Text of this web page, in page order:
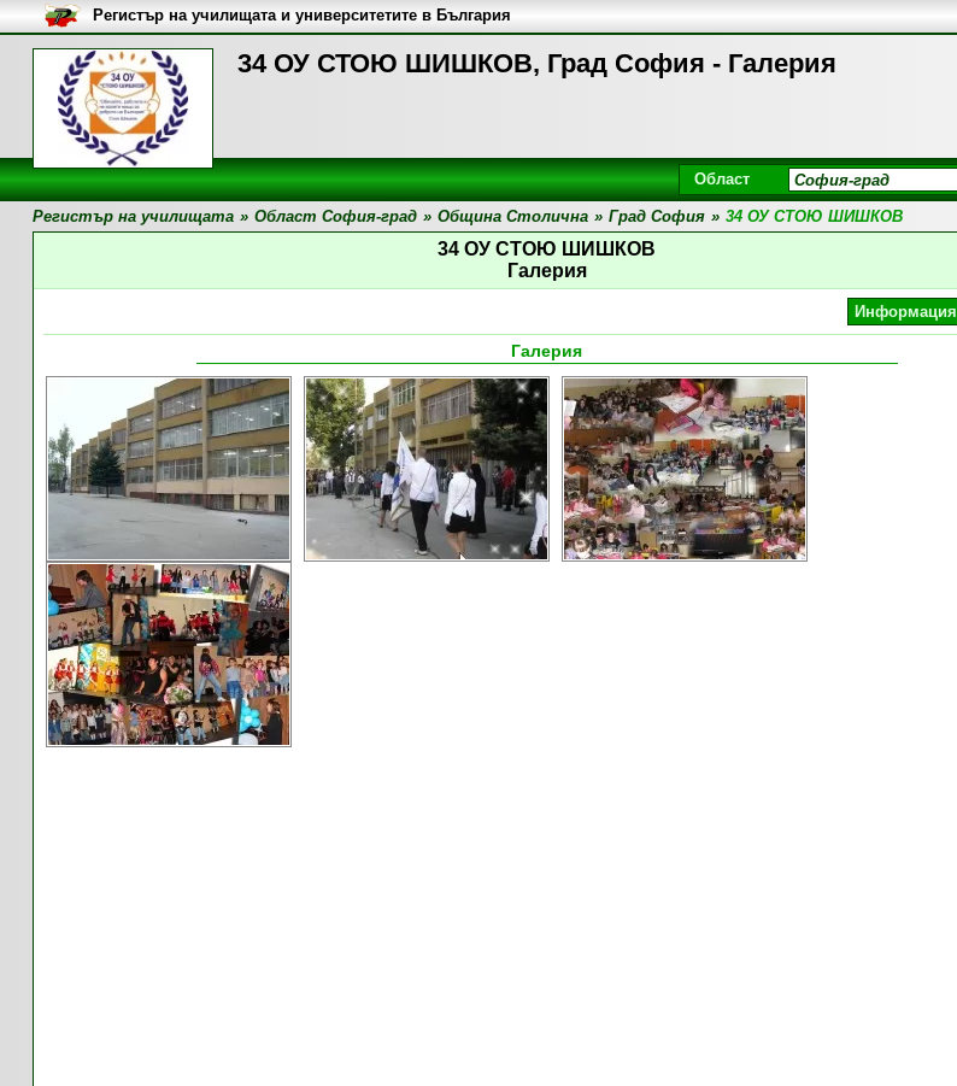
34 ОУ СТОЮ ШИШКОВ, Град София - Галерия
Регистър на училищата и университетите в България
Област
Регистър на училищата » Област София-град » Община Столична » Град София » 34 ОУ СТОЮ ШИШКОВ
34 ОУ СТОЮ ШИШКОВ
Галерия
Информация
Галерия